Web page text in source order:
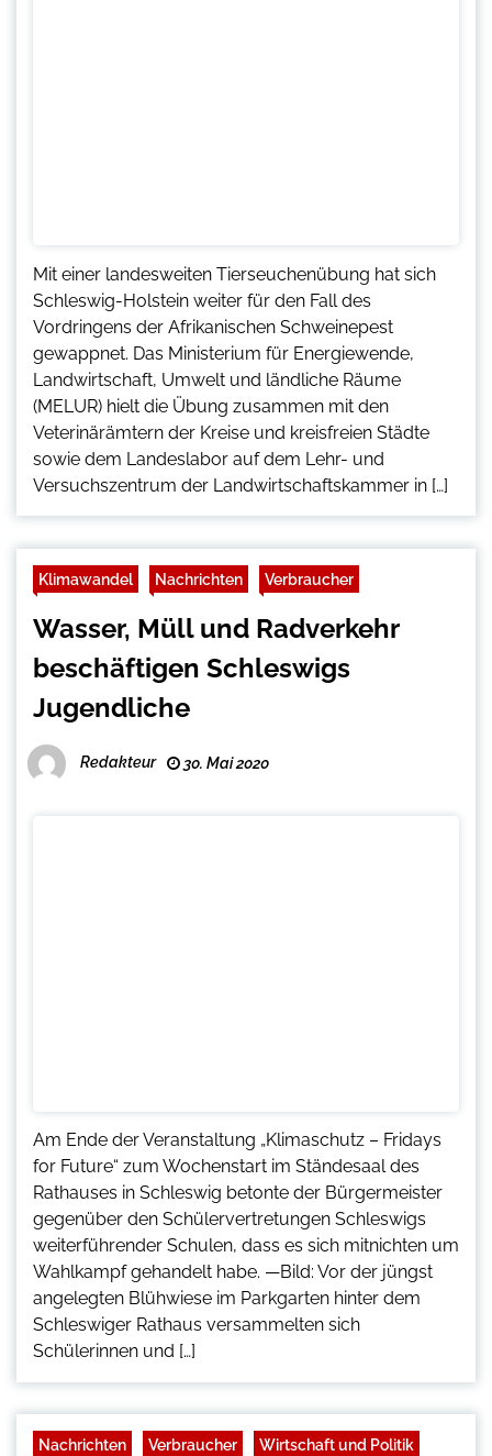
Mit einer landesweiten Tierseuchenübung hat sich
Schleswig-Holstein weiter für den Fall des
Vordringens der Afrikanischen Schweinepest
gewappnet. Das Ministerium für Energiewende,
Landwirtschaft, Umwelt und ländliche Räume
(MELUR) hielt die Übung zusammen mit den
Veterinärämtern der Kreise und kreisfreien Städte
sowie dem Landeslabor auf dem Lehr- und
Versuchszentrum der Landwirtschaftskammer in […]
Klimawandel Nachrichten Verbraucher
Wasser, Müll und Radverkehr
beschäftigen Schleswigs
Jugendliche
Redakteur 30. Mai 2020
Am Ende der Veranstaltung „Klimaschutz – Fridays
for Future“ zum Wochenstart im Ständesaal des
Rathauses in Schleswig betonte der Bürgermeister
gegenüber den Schülervertretungen Schleswigs
weiterführender Schulen, dass es sich mitnichten um
Wahlkampf gehandelt habe. —Bild: Vor der jüngst
angelegten Blühwiese im Parkgarten hinter dem
Schleswiger Rathaus versammelten sich
Schülerinnen und […]
Nachrichten Verbraucher Wirtschaft und Politik